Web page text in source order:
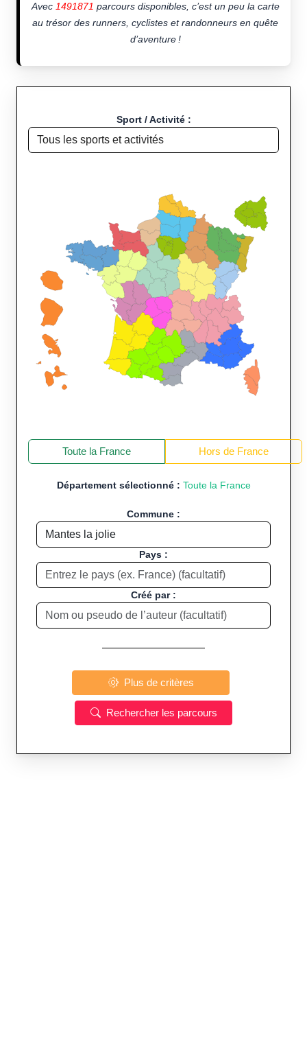
Avec 1491871 parcours disponibles, c’est un peu la carte
au trésor des runners, cyclistes et randonneurs en quête
d’aventure !
Sport / Activité :
Toute la France Hors de France
Département sélectionné : Toute la France
Commune :
Pays :
Créé par :
Plus de critères
Rechercher les parcours